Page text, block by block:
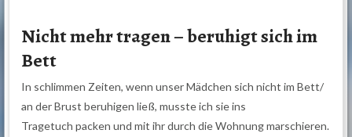
Nicht mehr tragen – beruhigt sich im
Bett
In schlimmen Zeiten, wenn unser Mädchen sich nicht im Bett/
an der Brust beruhigen ließ, musste ich sie ins
Tragetuch packen und mit ihr durch die Wohnung marschieren.